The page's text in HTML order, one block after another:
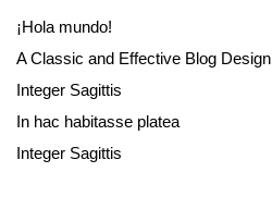
¡Hola mundo!
A Classic and Effective Blog Design
Integer Sagittis
In hac habitasse platea
Integer Sagittis